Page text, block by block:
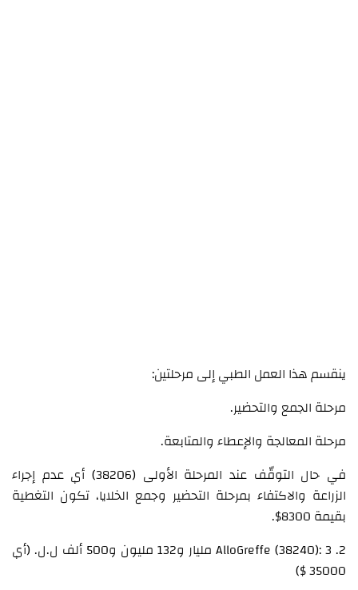
ينقسم هذا العمل الطبي إلى مرحلتين:
مرحلة الجمع والتحضير.
مرحلة المعالجة والإعطاء والمتابعة.
في حال التوقّف عند المرحلة الأولى (38206) أي عدم إجراء
الزراعة والاكتفاء بمرحلة التحضير وجمع الخلايا، تكون التغطية
بقيمة 8300$.
2. AlloGreffe (38240): 3 مليار و132 مليون و500 ألف ل.ل. (أي
35000 $)